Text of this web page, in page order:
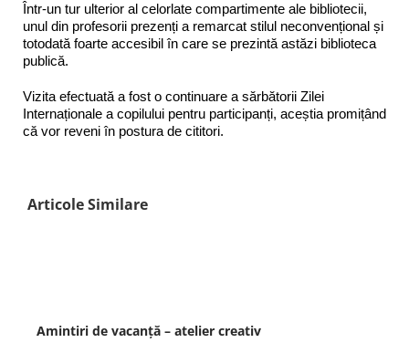
Într-un tur ulterior al celorlate compartimente ale bibliotecii,
unul din profesorii prezenți a remarcat stilul neconvențional și
totodată foarte accesibil în care se prezintă astăzi biblioteca
publică.
Vizita efectuată a fost o continuare a sărbătorii Zilei
Internaționale a copilului pentru participanți, aceștia promițând
că vor reveni în postura de cititori.
Articole Similare
Amintiri de vacanță – atelier creativ